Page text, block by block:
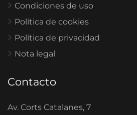
Condiciones de uso
Política de cookies
Política de privacidad
Nota legal
Contacto
Av. Corts Catalanes, 7